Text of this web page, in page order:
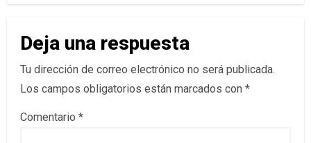
Deja una respuesta
Tu dirección de correo electrónico no será publicada.
Los campos obligatorios están marcados con *
Comentario *